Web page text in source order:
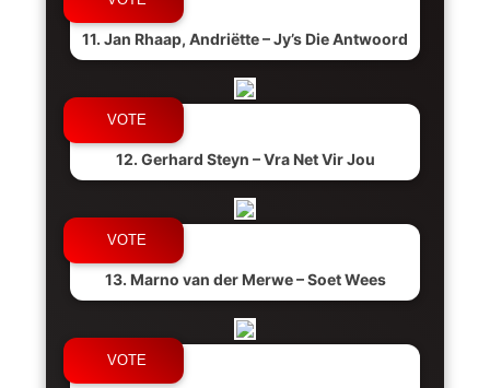
11. Jan Rhaap, Andriëtte – Jy’s Die Antwoord
12. Gerhard Steyn – Vra Net Vir Jou
13. Marno van der Merwe – Soet Wees